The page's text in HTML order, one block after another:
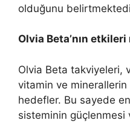
olduğunu
Olvia Beta’nın
Olvia Beta takviyeleri,
vitamin ve
hedefler. Bu sayede
sisteminin güçlenmesi